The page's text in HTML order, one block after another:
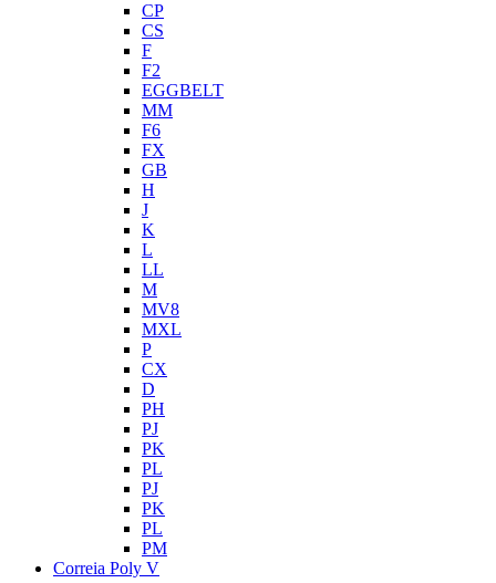
CP
CS
F
F2
EGGBELT
MM
F6
FX
GB
H
J
K
L
LL
M
MV8
MXL
P
CX
D
PH
PJ
PK
PL
PJ
PK
PL
PM
Correia Poly V